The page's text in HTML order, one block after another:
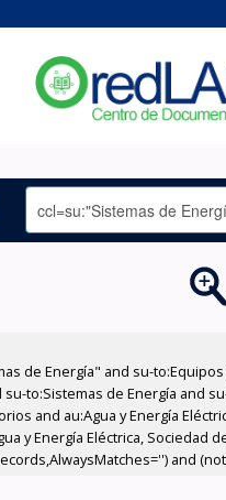
de Energía" and su-to:Equipos
to:Sistemas de Energía and
and au:Agua y Energía
y Energía Eléctrica, Sociedad
and